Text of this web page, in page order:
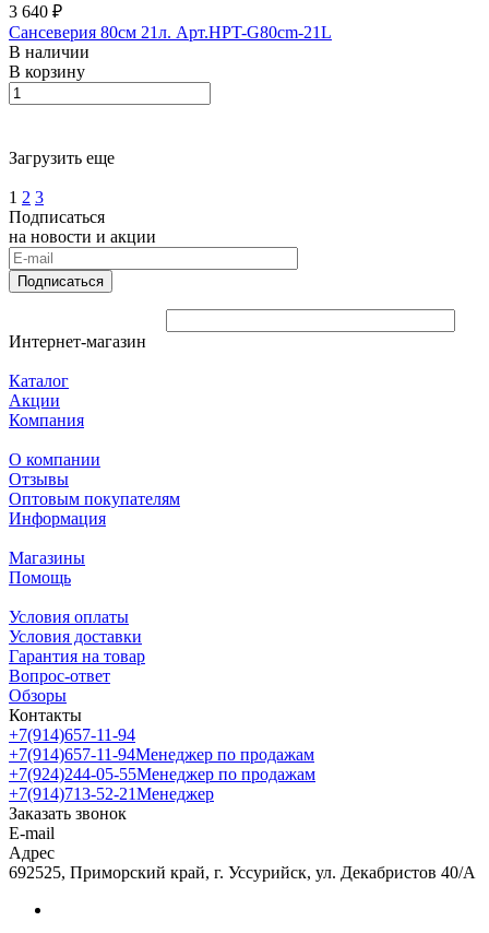
3 640 ₽
Сансеверия 80см 21л. Арт.HPT-G80cm-21L
В наличии
В корзину
Загрузить еще
1 2 3
Подписаться
на новости и акции
Подписаться
Интернет-магазин
Каталог
Акции
Компания
О компании
Отзывы
Оптовым покупателям
Информация
Магазины
Помощь
Условия оплаты
Условия доставки
Гарантия на товар
Вопрос-ответ
Обзоры
Контакты
+7(914)657-11-94
+7(914)657-11-94Менеджер по продажам
+7(924)244-05-55Менеджер по продажам
+7(914)713-52-21Менеджер
Заказать звонок
E-mail
Адрес
692525, Приморский край, г. Уссурийск, ул. Декабристов 40/А